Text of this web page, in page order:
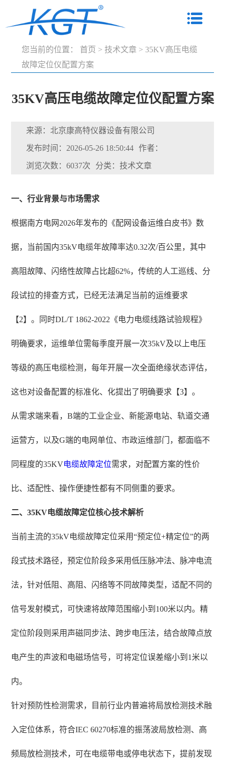
您当前的位置： 首页 > 技术文章 > 35KV高压电缆
故障定位仪配置方案
35KV高压电缆故障定位仪配置方案
来源：北京康高特仪器设备有限公司
发布时间：2026-05-26 18:50:44 作者：
浏览次数：6037次 分类：技术文章
一、行业背景与市场需求
根据南方电网2026年发布的《配网设备运维白皮书》数
据，当前国内35kV电缆年故障率达0.32次/百公里，其中
高阻故障、闪络性故障占比超62%，传统的人工巡线、分
段试拉的排查方式，已经无法满足当前的运维要求
【2】。同时DL/T 1862-2022《电力电缆线路试验规程》
明确要求，运维单位需每季度开展一次35kV及以上电压
等级的高压电缆检测，每年开展一次全面绝缘状态评估，
这也对设备配置的标准化、化提出了明确要求【3】。
从需求端来看，B端的工业企业、新能源电站、轨道交通
运营方，以及G端的电网单位、市政运维部门，都面临不
同程度的35KV电缆故障定位需求，对配置方案的性价
比、适配性、操作便捷性都有不同侧重的要求。
二、35KV电缆故障定位核心技术解析
当前主流的35kV电缆故障定位采用“预定位+精定位”的两
段式技术路径，预定位阶段多采用低压脉冲法、脉冲电流
法，针对低阻、高阻、闪络等不同故障类型，适配不同的
信号发射模式，可快速将故障范围缩小到100米以内。精
定位阶段则采用声磁同步法、跨步电压法，结合故障点放
电产生的声波和电磁场信号，可将定位误差缩小到1米以
内。
针对预防性检测需求，目前行业内普遍将局放检测技术融
入定位体系，符合IEC 60270标准的振荡波局放检测、高
频局放检测技术，可在电缆带电或停电状态下，提前发现